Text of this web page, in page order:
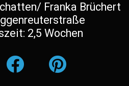
Franka Brüchert
2,5 Wochen